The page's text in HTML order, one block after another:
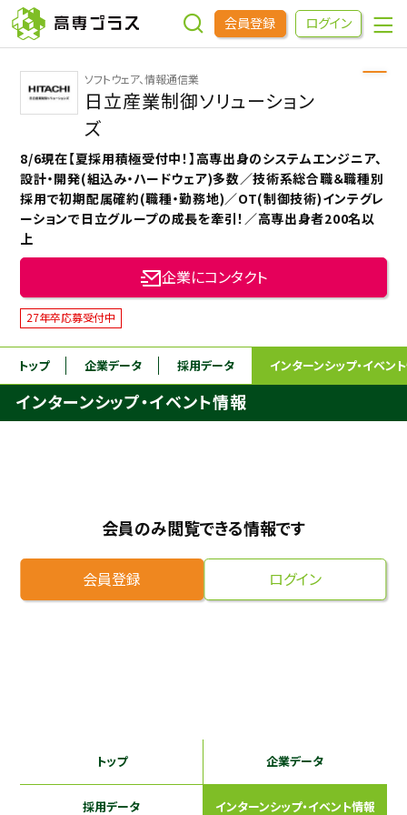
会員登録 ログイン
企業をさがす
進学先をさがす
インターンシップ・イベントをさがす
高専OBOGをさがす
高専プラスセミナー
高専生コミュニティ
めもらす
ソフトウェア、情報通信業
日立産業制御ソリューション
ズ
8/6現在【夏採用積極受付中！】高専出身のシステムエンジニア、
設計・開発(組込み・ハードウェア)多数／技術系総合職＆職種別
採用で初期配属確約(職種・勤務地)／OT(制御技術)インテグレ
ーションで日立グループの成長を牽引！／高専出身者200名以
上
企業にコンタクト
27年卒応募受付中
トップ 企業データ 採用データ インターンシップ・イベン
インターンシップ・イベント情報
会員のみ閲覧できる情報です
会員登録 ログイン
トップ 企業データ
採用データ インターンシップ・イベント情報